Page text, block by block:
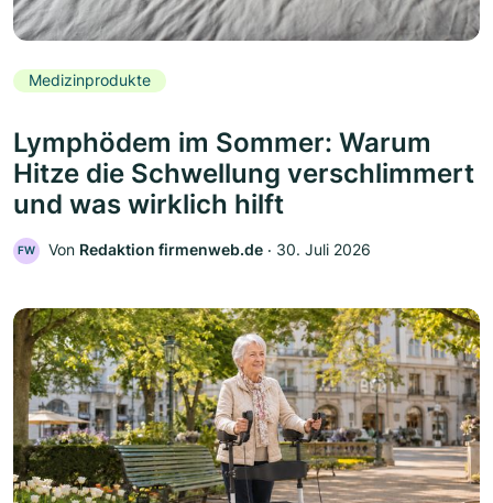
Medizinprodukte
Lymphödem im Sommer: Warum
Hitze die Schwellung verschlimmert
und was wirklich hilft
FW Von Redaktion firmenweb.de ‧ 30. Juli 2026